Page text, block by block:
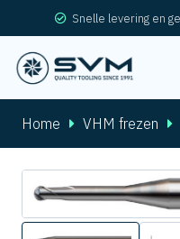
Snelle levering en
Home VHM frezen